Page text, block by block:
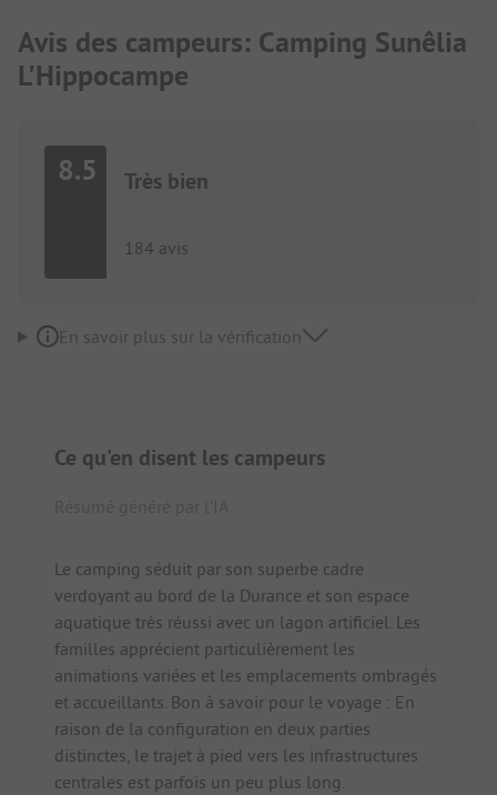
Avis des campeurs: Camping Sunêlia
L'Hippocampe
8.5 Très bien
184 avis
En savoir plus sur la vérification
Ce qu'en disent les campeurs
Le camping séduit par son superbe cadre
verdoyant au bord de la Durance et son espace
aquatique très réussi avec un lagon artificiel. Les
familles apprécient particulièrement les
animations variées et les emplacements ombragés
et accueillants. Bon à savoir pour le voyage : En
raison de la configuration en deux parties
distinctes, le trajet à pied vers les infrastructures
centrales est parfois un peu plus long.